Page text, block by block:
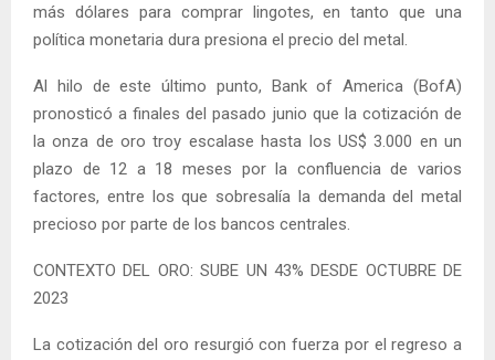
más dólares para comprar lingotes, en tanto que una
política monetaria dura presiona el precio del metal.
Al hilo de este último punto, Bank of America (BofA)
pronosticó a finales del pasado junio que la cotización de
la onza de oro troy escalase hasta los US$ 3.000 en un
plazo de 12 a 18 meses por la confluencia de varios
factores, entre los que sobresalía la demanda del metal
precioso por parte de los bancos centrales.
CONTEXTO DEL ORO: SUBE UN 43% DESDE OCTUBRE DE
2023
La cotización del oro resurgió con fuerza por el regreso a